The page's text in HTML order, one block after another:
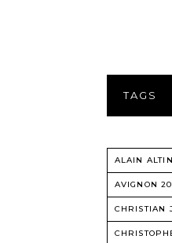
TAGS
ALAIN
AVIGNON
CHRISTIAN